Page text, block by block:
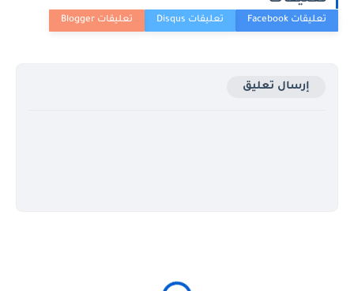
إرسال تعليق